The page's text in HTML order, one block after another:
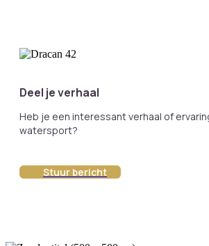
Deel je verhaal
Heb je een interessant verhaal of
watersport?
Stuur bericht